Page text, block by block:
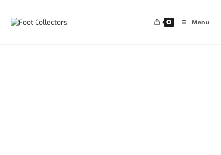
0 Menu